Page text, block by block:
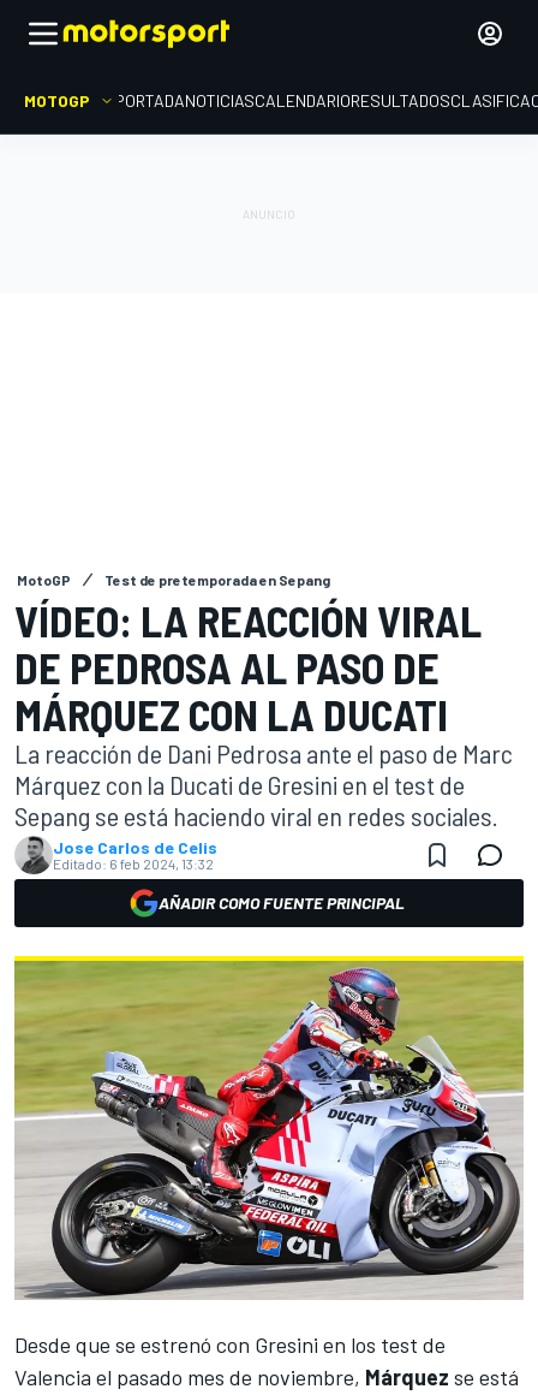
MOTOGP PORTADANOTICIASCALENDARIORESULTADOS
MotoGP Test de pretemporada en Sepang
VÍDEO: LA REACCIÓN VIRAL
DE PEDROSA AL PASO DE
MÁRQUEZ CON LA DUCATI
La reacción de Dani Pedrosa ante el paso de Marc
Márquez con la Ducati de Gresini en el test de
Sepang se está haciendo viral en redes sociales.
Jose Carlos de Celis
Editado: 6 feb 2024, 13:32
AÑADIR COMO FUENTE PRINCIPAL
Desde que se estrenó con Gresini en los test de
Valencia el pasado mes de noviembre, Márquez se está